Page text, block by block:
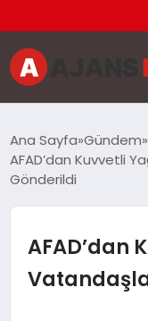
EĞITIM
Ana Sayfa Gündem
AFAD’dan Kuvvetli
Gönderildi
AFAD’dan